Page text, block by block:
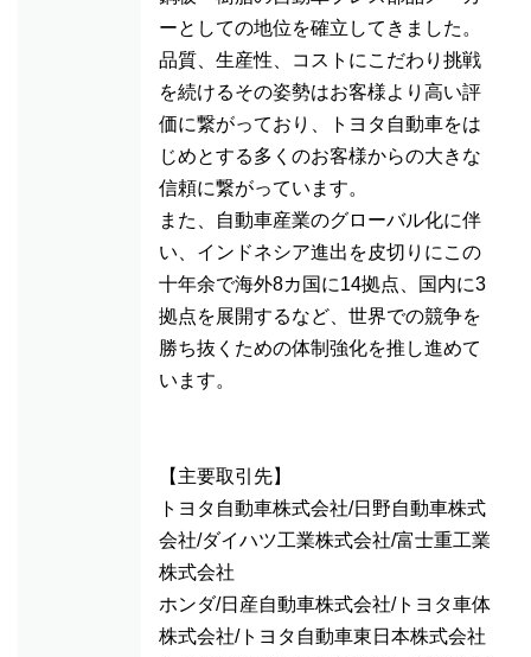
ーとしての地位を確立してきました。
品質、生産性、コストにこだわり挑戦
を続けるその姿勢はお客様より高い評
価に繋がっており、トヨタ自動車をは
じめとする多くのお客様からの大きな
信頼に繋がっています。
また、自動車産業のグローバル化に伴
い、インドネシア進出を皮切りにこの
十年余で海外8カ国に14拠点、国内に3
拠点を展開するなど、世界での競争を
勝ち抜くための体制強化を推し進めて
います。
【主要取引先】
トヨタ自動車株式会社/日野自動車株式
会社/ダイハツ工業株式会社/富士重工業
株式会社
ホンダ/日産自動車株式会社/トヨタ車体
株式会社/トヨタ自動車東日本株式会社